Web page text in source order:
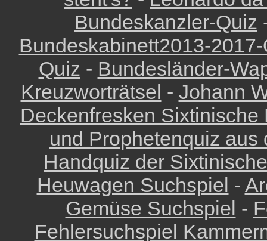
Bundeskanzler-Quiz
Bundeskabinett2013-
Quiz - Bundesländer-
Kreuzworträtsel - Johann
Deckenfresken
und Prophetenquiz
Handquiz der
Heuwagen Suchspiel -
Gemüse Suchspiel -
Fehlersuchspiel